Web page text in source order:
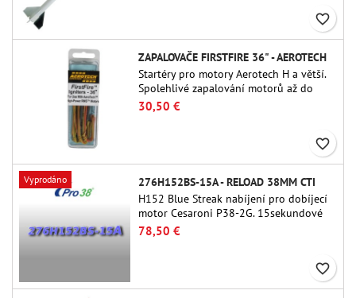
favorite_border
ZAPALOVAČE FIRSTFIRE 36" - AEROTECH
Startéry pro motory Aerotech H a větší.
Spolehlivé zapalování motorů až do
délky 91 cm.
30,50 €
favorite_border
Vyprodáno
276H152BS-15A - RELOAD 38MM CTI
H152 Blue Streak nabíjení pro dobíjecí
motor Cesaroni P38-2G. 15sekundové
zpoždění je nastavitelné pomocí
nástroje ProDAT 38
78,50 €
favorite_border